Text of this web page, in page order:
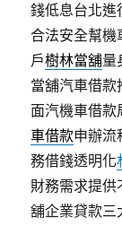
錢低息台北進
合法安全幫機
戶樹林當舖量
當舖汽車借款
面汽機車借
車借款申辦流
務借錢透明化
財務需求提供
舖企業貸款三